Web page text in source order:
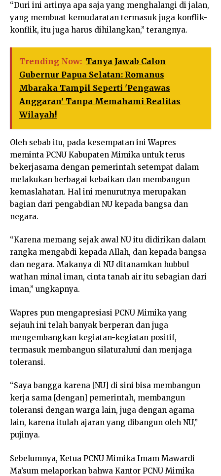
“Duri ini artinya apa saja yang menghalangi di jalan,
yang membuat kemudaratan termasuk juga konflik-
konflik, itu juga harus dihilangkan,” terangnya.
Trending Now: Tanya Jawab Calon
Gubernur Papua Selatan: Romanus
Mbaraka Tampil Seperti 'Pengawas
Anggaran' Tanpa Memahami Realitas
Wilayah!
Oleh sebab itu, pada kesempatan ini Wapres
meminta PCNU Kabupaten Mimika untuk terus
bekerjasama dengan pemerintah setempat dalam
melakukan berbagai kebaikan dan membangun
kemaslahatan. Hal ini menurutnya merupakan
bagian dari pengabdian NU kepada bangsa dan
negara.
“Karena memang sejak awal NU itu didirikan dalam
rangka mengabdi kepada Allah, dan kepada bangsa
dan negara. Makanya di NU ditanamkan hubbul
wathan minal iman, cinta tanah air itu sebagian dari
iman,” ungkapnya.
Wapres pun mengapresiasi PCNU Mimika yang
sejauh ini telah banyak berperan dan juga
mengembangkan kegiatan-kegiatan positif,
termasuk membangun silaturahmi dan menjaga
toleransi.
“Saya bangga karena [NU] di sini bisa membangun
kerja sama [dengan] pemerintah, membangun
toleransi dengan warga lain, juga dengan agama
lain, karena itulah ajaran yang dibangun oleh NU,”
pujinya.
Sebelumnya, Ketua PCNU Mimika Imam Mawardi
Ma’sum melaporkan bahwa Kantor PCNU Mimika